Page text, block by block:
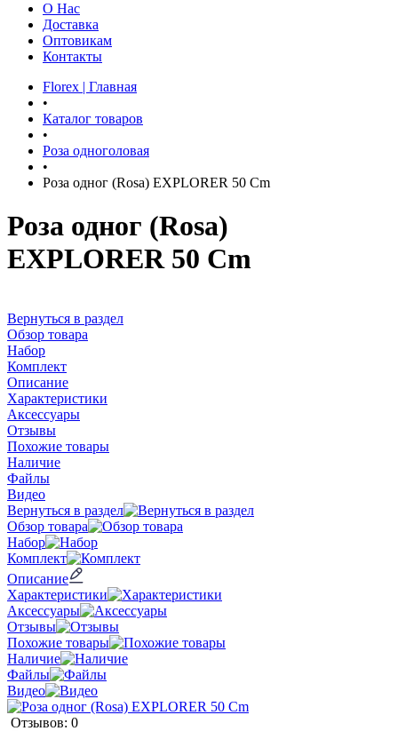
О Нас
Доставка
Оптовикам
Контакты
Florex | Главная
•
Каталог товаров
•
Роза одноголовая
•
Роза одног (Rosa) EXPLORER 50 Cm
Роза одног (Rosa)
EXPLORER 50 Cm
Вернуться в раздел
Обзор товара
Набор
Комплект
Описание
Характеристики
Аксессуары
Отзывы
Похожие товары
Наличие
Файлы
Видео
Вернуться в раздел
Обзор товара
Набор
Комплект
Описание
Характеристики
Аксессуары
Отзывы
Похожие товары
Наличие
Файлы
Видео
Отзывов: 0